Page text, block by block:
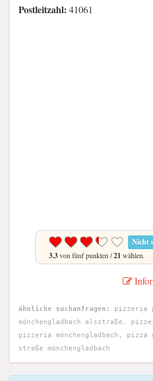
Postleitzahl: 41061
Nicht
3.3von fünf punkten /21 wählen.
ähnliche suchanfragen:
pizzeria
mönchengladbach alsstraße,
pizzeria mönchengladbach,
straße mönchengladbach